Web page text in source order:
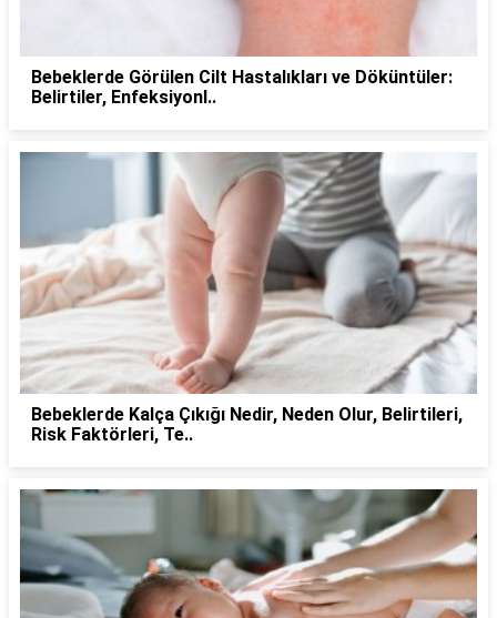
Bebeklerde Görülen Cilt Hastalıkları ve Döküntüler:
Belirtiler, Enfeksiyonl..
Bebeklerde Kalça Çıkığı Nedir, Neden Olur, Belirtileri,
Risk Faktörleri, Te..